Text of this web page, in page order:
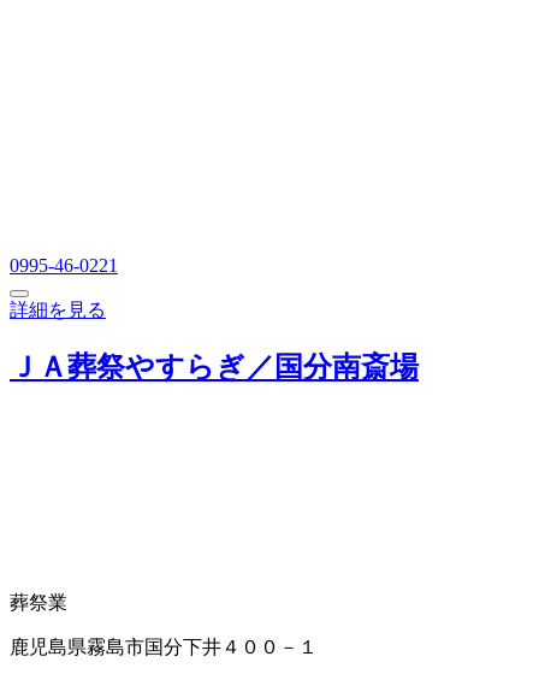
0995-46-0221
詳細を見る
ＪＡ葬祭やすらぎ／国分南斎場
葬祭業
鹿児島県霧島市国分下井４００－１